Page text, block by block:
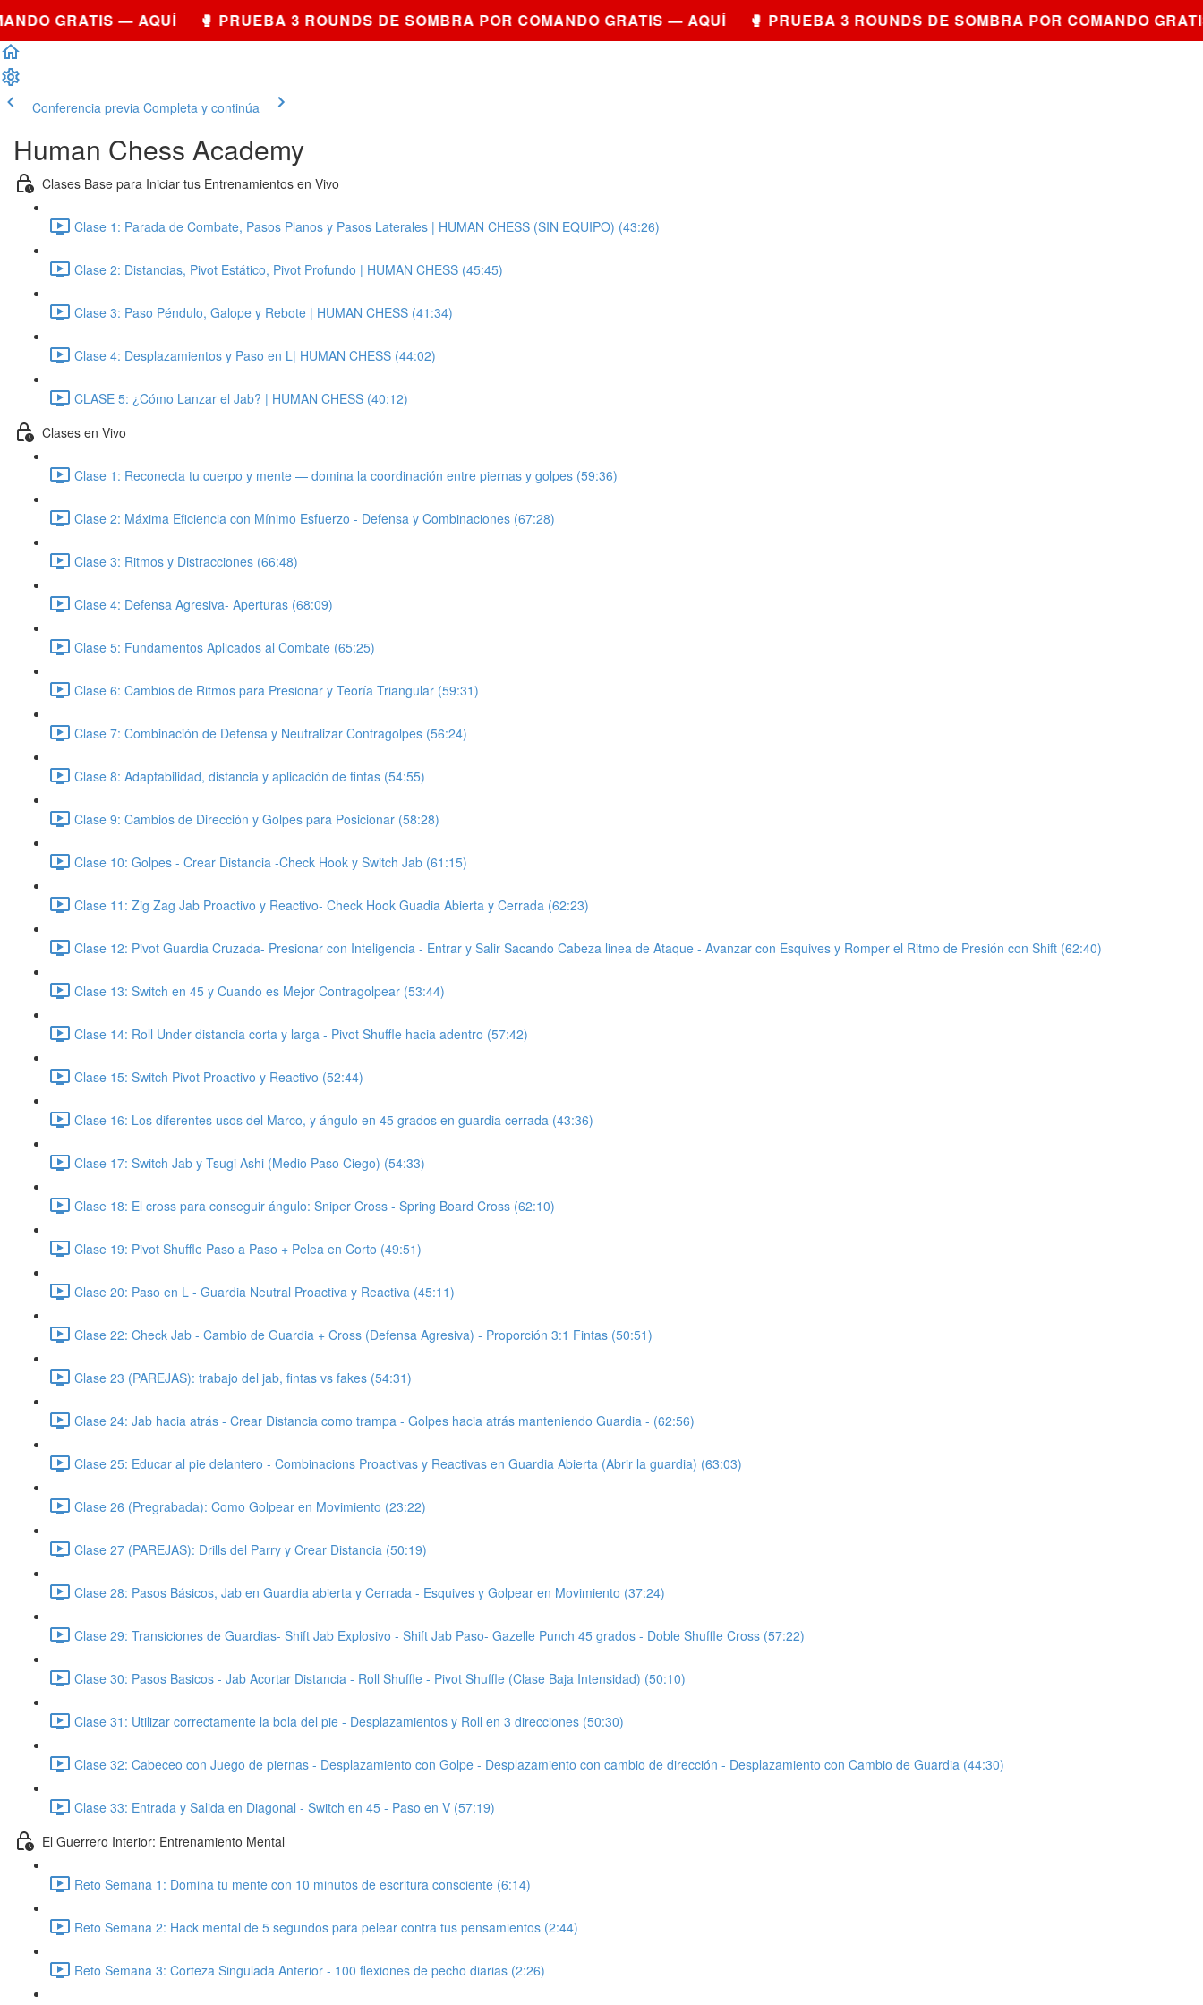
GRATIS — AQUÍ 🥊 PRUEBA 3 ROUNDS DE SOMBRA POR COMANDO GRATIS — AQUÍ 🥊 PRUEBA 3 ROUNDS DE SOMBRA POR COMANDO GRATIS
Conferencia previa Completa y continúa
Human Chess Academy
Clases Base para Iniciar tus Entrenamientos en Vivo
Clase 1: Parada de Combate, Pasos Planos y Pasos Laterales | HUMAN CHESS (SIN EQUIPO) (43:26)
Clase 2: Distancias, Pivot Estático, Pivot Profundo | HUMAN CHESS (45:45)
Clase 3: Paso Péndulo, Galope y Rebote | HUMAN CHESS (41:34)
Clase 4: Desplazamientos y Paso en L| HUMAN CHESS (44:02)
CLASE 5: ¿Cómo Lanzar el Jab? | HUMAN CHESS (40:12)
Clases en Vivo
Clase 1: Reconecta tu cuerpo y mente — domina la coordinación entre piernas y golpes (59:36)
Clase 2: Máxima Eficiencia con Mínimo Esfuerzo - Defensa y Combinaciones (67:28)
Clase 3: Ritmos y Distracciones (66:48)
Clase 4: Defensa Agresiva- Aperturas (68:09)
Clase 5: Fundamentos Aplicados al Combate (65:25)
Clase 6: Cambios de Ritmos para Presionar y Teoría Triangular (59:31)
Clase 7: Combinación de Defensa y Neutralizar Contragolpes (56:24)
Clase 8: Adaptabilidad, distancia y aplicación de fintas (54:55)
Clase 9: Cambios de Dirección y Golpes para Posicionar (58:28)
Clase 10: Golpes - Crear Distancia -Check Hook y Switch Jab (61:15)
Clase 11: Zig Zag Jab Proactivo y Reactivo- Check Hook Guadia Abierta y Cerrada (62:23)
Clase 12: Pivot Guardia Cruzada- Presionar con Inteligencia - Entrar y Salir Sacando Cabeza linea de Ataque - Avanzar con Esquives y Romper el Ritmo de Presión con Shift (62:40)
Clase 13: Switch en 45 y Cuando es Mejor Contragolpear (53:44)
Clase 14: Roll Under distancia corta y larga - Pivot Shuffle hacia adentro (57:42)
Clase 15: Switch Pivot Proactivo y Reactivo (52:44)
Clase 16: Los diferentes usos del Marco, y ángulo en 45 grados en guardia cerrada (43:36)
Clase 17: Switch Jab y Tsugi Ashi (Medio Paso Ciego) (54:33)
Clase 18: El cross para conseguir ángulo: Sniper Cross - Spring Board Cross (62:10)
Clase 19: Pivot Shuffle Paso a Paso + Pelea en Corto (49:51)
Clase 20: Paso en L - Guardia Neutral Proactiva y Reactiva (45:11)
Clase 22: Check Jab - Cambio de Guardia + Cross (Defensa Agresiva) - Proporción 3:1 Fintas (50:51)
Clase 23 (PAREJAS): trabajo del jab, fintas vs fakes (54:31)
Clase 24: Jab hacia atrás - Crear Distancia como trampa - Golpes hacia atrás manteniendo Guardia - (62:56)
Clase 25: Educar al pie delantero - Combinacions Proactivas y Reactivas en Guardia Abierta (Abrir la guardia) (63:03)
Clase 26 (Pregrabada): Como Golpear en Movimiento (23:22)
Clase 27 (PAREJAS): Drills del Parry y Crear Distancia (50:19)
Clase 28: Pasos Básicos, Jab en Guardia abierta y Cerrada - Esquives y Golpear en Movimiento (37:24)
Clase 29: Transiciones de Guardias- Shift Jab Explosivo - Shift Jab Paso- Gazelle Punch 45 grados - Doble Shuffle Cross (57:22)
Clase 30: Pasos Basicos - Jab Acortar Distancia - Roll Shuffle - Pivot Shuffle (Clase Baja Intensidad) (50:10)
Clase 31: Utilizar correctamente la bola del pie - Desplazamientos y Roll en 3 direcciones (50:30)
Clase 32: Cabeceo con Juego de piernas - Desplazamiento con Golpe - Desplazamiento con cambio de dirección - Desplazamiento con Cambio de Guardia (44:30)
Clase 33: Entrada y Salida en Diagonal - Switch en 45 - Paso en V (57:19)
El Guerrero Interior: Entrenamiento Mental
Reto Semana 1: Domina tu mente con 10 minutos de escritura consciente (6:14)
Reto Semana 2: Hack mental de 5 segundos para pelear contra tus pensamientos (2:44)
Reto Semana 3: Corteza Singulada Anterior - 100 flexiones de pecho diarias (2:26)